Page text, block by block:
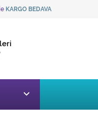
KARGO BEDAVA